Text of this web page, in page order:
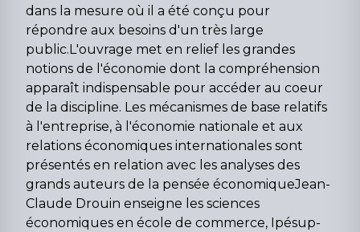
dans la mesure où il a été conçu pour
répondre aux besoins d'un très large
public.L'ouvrage met en relief les grandes
notions de l'économie dont la compréhension
apparaît indispensable pour accéder au coeur
de la discipline. Les mécanismes de base relatifs
à l'entreprise, à l'économie nationale et aux
relations économiques internationales sont
présentés en relation avec les analyses des
grands auteurs de la pensée économiqueJean-
Claude Drouin enseigne les sciences
économiques en école de commerce, Ipésup-